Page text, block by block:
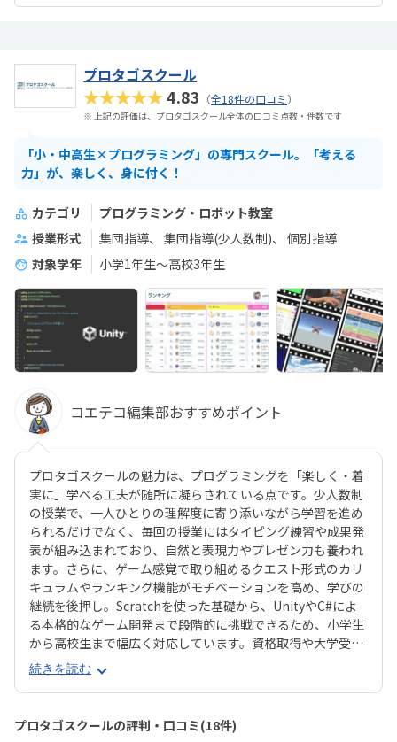
プロタゴスクール
★★★★★4.83 （全18件の口コミ）
※ 上記の評価は、プロタゴスクール全体の口コミ点数・件数です
「小・中高生×プログラミング」の専門スクール。「考える
力」が、楽しく、身に付く！
カテゴリ
プログラミング・ロボット教室
授業形式
集団指導 集団指導(少人数制)
個別指導
対象学年
小学1年生～高校3年生
コエテコ編集部おすすめポイント
プロタゴスクールの魅力は、プログラミングを「楽しく・着
実に」学べる工夫が随所に凝らされている点です。少人数制
の授業で、一人ひとりの理解度に寄り添いながら学習を進め
られるだけでなく、毎回の授業にはタイピング練習や成果発
表が組み込まれており、自然と表現力やプレゼン力も養われ
ます。さらに、ゲーム感覚で取り組めるクエスト形式のカリ
キュラムやランキング機能がモチベーションを高め、学びの
継続を後押し。Scratchを使った基礎から、UnityやC#によ
る本格的なゲーム開発まで段階的に挑戦できるため、小学生
から高校生まで幅広く対応しています。資格取得や大学受験
対策にも直結する実践的な内容で、未来につながる確かなス
キルを身につけられるのが大きな魅力です。
続きを読む
プロタゴスクールの評判・口コミ(18件)